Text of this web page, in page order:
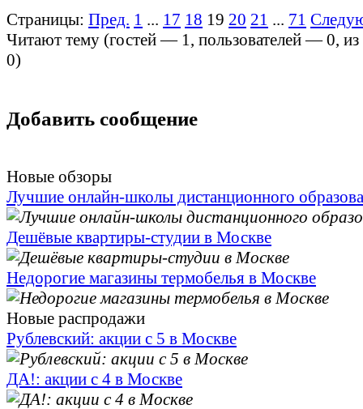
Страницы: Пред. 1 ... 17 18 19 20 21 ... 71
Читают тему (гостей — 1, пользователей —0,
0)
Добавить сообщение
Новые обзоры
Лучшие онлайн-школы дистанционного
Дешёвые квартиры-студии в Москве
Недорогие магазины термобелья в Москве
Новые распродажи
Рублевский: акции с 5 в Москве
ДА!: акции с 4 в Москве